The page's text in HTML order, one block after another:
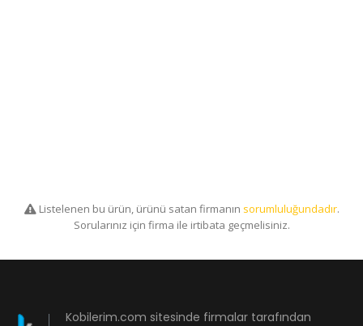
Listelenen bu ürün, ürünü satan firmanın sorumluluğundadır.
Sorularınız için firma ile irtibata geçmelisiniz.
Kobilerim.com sitesinde firmalar tarafından